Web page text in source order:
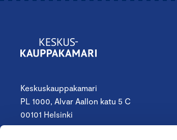
Keskuskauppakamari
PL 1000, Alvar Aallon katu 5 C
00101 Helsinki